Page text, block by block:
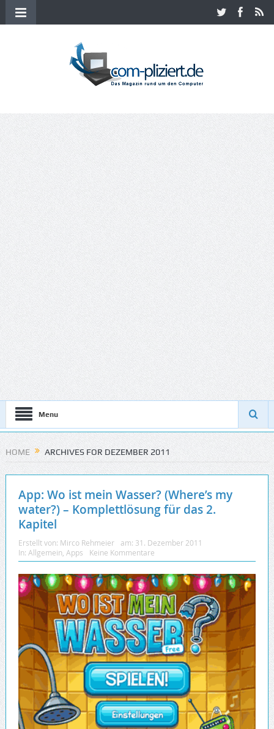
Menu
HOME ARCHIVES FOR DEZEMBER 2011
App: Wo ist mein Wasser? (Where’s my
water?) – Komplettlösung für das 2.
Kapitel
Erstellt von: Mirco Rehmeier am: 31. Dezember 2011
In: Allgemein Apps Keine Kommentare